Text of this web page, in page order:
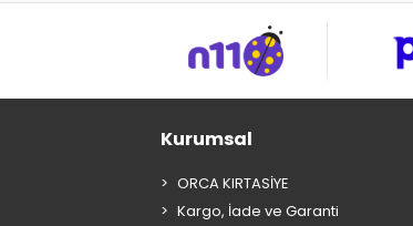
Kurumsal
ORCA KIRTASİYE
Kargo, İade ve Garanti